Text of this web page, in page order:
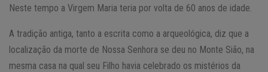
Neste tempo a Virgem Maria teria por volta de 60 anos de idade.
A tradição antiga, tanto a escrita como a arqueológica, diz que a
localização da morte de Nossa Senhora se deu no Monte Sião, na
mesma casa na qual seu Filho havia celebrado os mistérios da